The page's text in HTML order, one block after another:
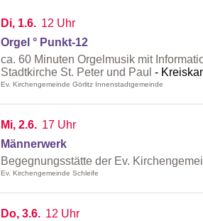
Di, 1.6. 12 Uhr
Orgel ° Punkt-12
ca. 60 Minuten Orgelmusik mit
Stadtkirche St. Peter und Paul
Ev. Kirchengemeinde Görlitz Innenstadtgemeinde
Mi, 2.6. 17 Uhr
Männerwerk
Begegnungsstätte der Ev.
Ev. Kirchengemeinde Schleife
Do, 3.6. 12 Uhr